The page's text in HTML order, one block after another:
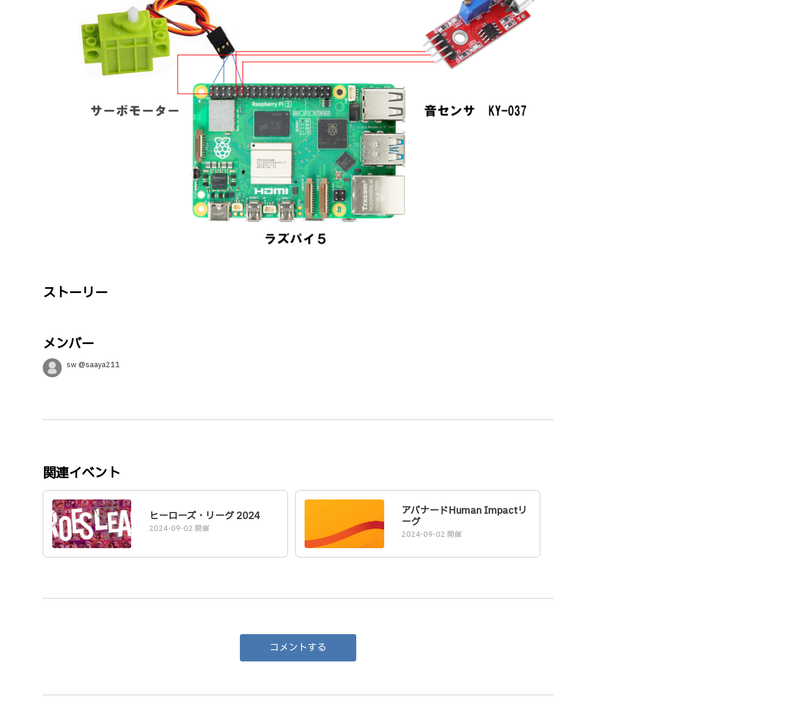
ストーリー
メンバー
sw @saaya211
関連イベント
ヒーローズ・リーグ 2024
2024-09-02 開催
アバナードHuman Impactリ
ーグ
2024-09-02 開催
コメントする